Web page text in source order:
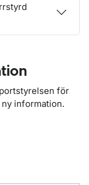
för
information.